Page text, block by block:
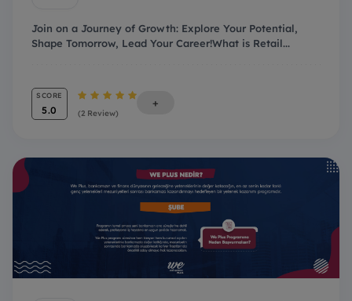
Join on a Journey of Growth: Explore Your Potential,
Shape Tomorrow, Lead Your Career!What is Retail...
SCORE
5.0 (2 Review)
+